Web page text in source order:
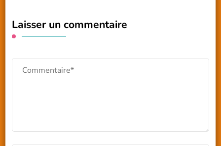
Laisser un commentaire